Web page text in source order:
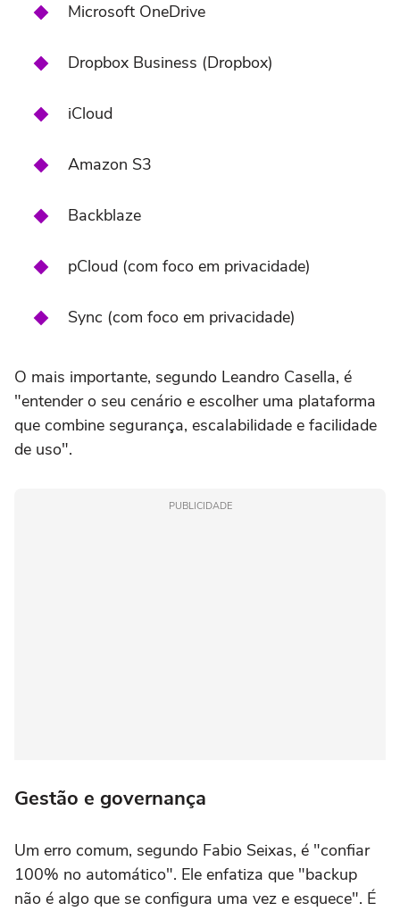
Microsoft OneDrive
Dropbox Business (Dropbox)
iCloud
Amazon S3
Backblaze
pCloud (com foco em privacidade)
Sync (com foco em privacidade)
O mais importante, segundo Leandro Casella, é
"entender o seu cenário e escolher uma plataforma
que combine segurança, escalabilidade e facilidade
de uso".
PUBLICIDADE
Gestão e governança
Um erro comum, segundo Fabio Seixas, é "confiar
100% no automático". Ele enfatiza que "backup
não é algo que se configura uma vez e esquece". É